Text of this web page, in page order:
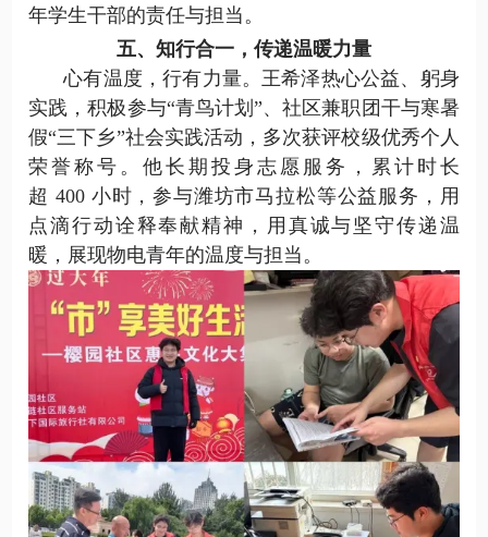
年学生干部的责任与担当。
五、知行合一，传递温暖力量
心有温度，行有力量。王希泽热心公益、躬身
实践，积极参与“青鸟计划”、社区兼职团干与寒暑
假“三下乡”社会实践活动，多次获评校级优秀个人
荣誉称号 。他长期投身志愿服务，累计时长
超 400 小时，参与潍坊市马拉松等公益服务，用
点滴行动诠释奉献精神，用真诚与坚守传递温
暖 ， 展现物电青年的温度与担当。